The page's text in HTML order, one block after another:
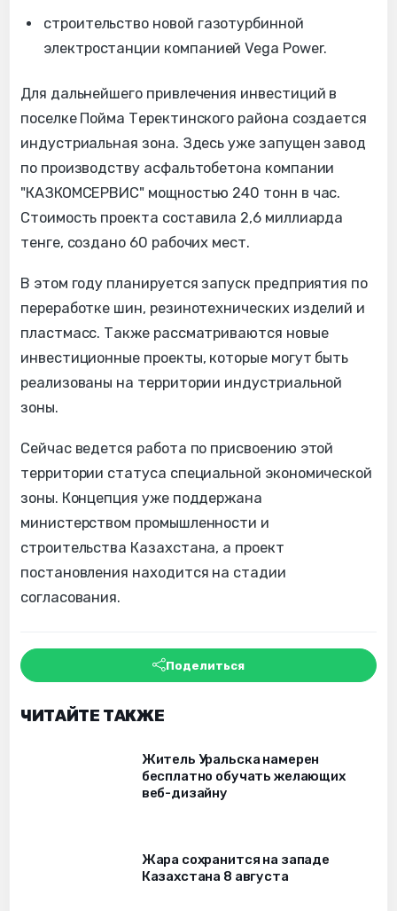
строительство новой газотурбинной
электростанции компанией Vega Power.
Для дальнейшего привлечения инвестиций в
поселке Пойма Теректинского района создается
индустриальная зона. Здесь уже запущен завод
по производству асфальтобетона компании
"КАЗКОМСЕРВИС" мощностью 240 тонн в час.
Стоимость проекта составила 2,6 миллиарда
тенге, создано 60 рабочих мест.
В этом году планируется запуск предприятия по
переработке шин, резинотехнических изделий и
пластмасс. Также рассматриваются новые
инвестиционные проекты, которые могут быть
реализованы на территории индустриальной
зоны.
Сейчас ведется работа по присвоению этой
территории статуса специальной экономической
зоны. Концепция уже поддержана
министерством промышленности и
строительства Казахстана, а проект
постановления находится на стадии
согласования.
Поделиться
ЧИТАЙТЕ ТАКЖЕ
Житель Уральска намерен
бесплатно обучать желающих
веб-дизайну
Жара сохранится на западе
Казахстана 8 августа